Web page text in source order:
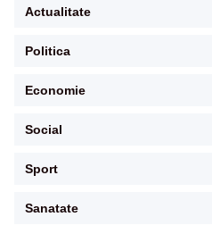
Actualitate
Politica
Economie
Social
Sport
Sanatate